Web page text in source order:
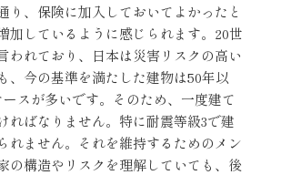
、保険に加入しておいてよかったと
加しているように感じられます。20世
われており、日本は災害リスクの高い
、今の基準を満たした建物は50年以
スが多いです。そのため、一度建て
ればなりません。特に耐震等級3で建
れません。それを維持するためのメン
の構造やリスクを理解していても、後